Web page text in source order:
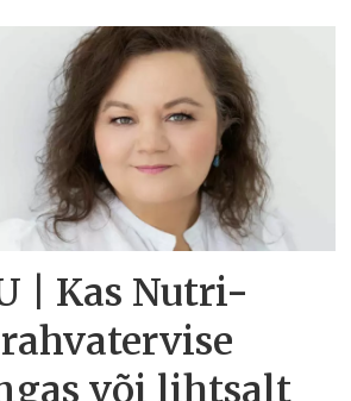
| Kas Nutri-
või lihtsalt